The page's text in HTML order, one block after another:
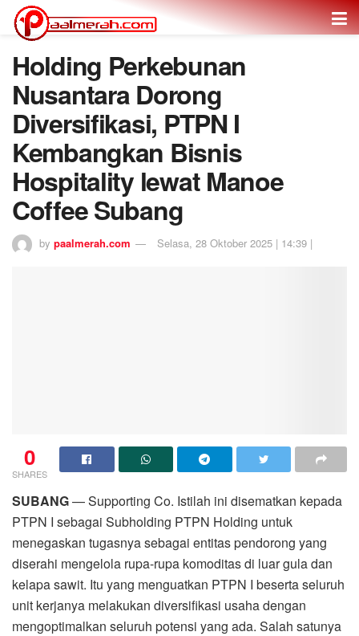
Holding Perkebunan
Nusantara Dorong
Diversifikasi, PTPN I
Kembangkan Bisnis
Hospitality lewat Manoe
Coffee Subang
by paalmerah.com Selasa, 28 Oktober 2025 | 14:39 |
0
SHARES
SUBANG— Supporting Co. Istilah ini disematkan kepada
PTPN I sebagai Subholding PTPN Holding untuk
menegaskan tugasnya sebagai entitas pendorong yang
diserahi mengelola rupa-rupa komoditas di luar gula dan
kelapa sawit. Itu yang menguatkan PTPN I beserta seluruh
unit kerjanya melakukan diversifikasi usaha dengan
mengoptimalkan seluruh potensi yang ada. Salah satunya